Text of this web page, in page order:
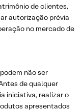
de clientes,
autorização prévia
no mercado de
não ser
de qualquer
iniciativa, realizar o
apresentados